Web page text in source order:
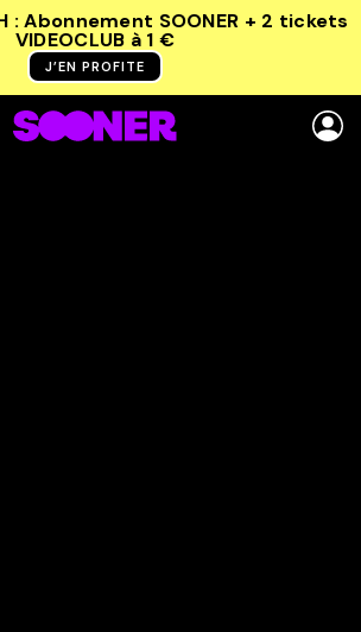
: Abonnement SOONER + 2 tickets
VIDEOCLUB à 1 €
J’EN PROFITE